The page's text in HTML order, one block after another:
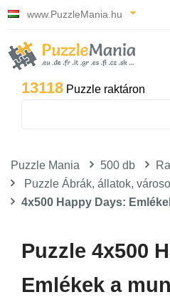
www.PuzzleMania.hu
13118 Puzzle raktáron
Puzzle Mania 500 db
Puzzle Ábrák, állatok,
4x500 Happy Days:
Puzzle 4x500
Emlékek a